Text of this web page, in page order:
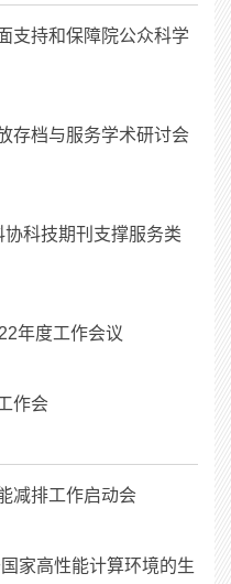
支持和保障院公众科学
存档与服务学术研讨会
科技期刊支撑服务类
年度工作会议
作会
减排工作启动会
家高性能计算环境的生